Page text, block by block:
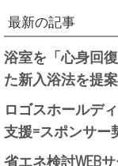
最新の記事
浴室を「心身回
た新入浴法を提案
ロゴスホールデ
支援=スポンサー
省エネ検討WEB